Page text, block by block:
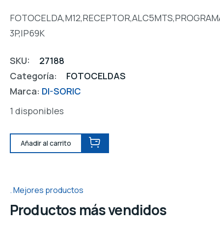
3P,IP69K
SKU:
27188
Categoría:
FOTOCELDAS
Marca: DI-SORIC
1 disponibles
Añadir al carrito
Mejores productos
Productos más vendidos